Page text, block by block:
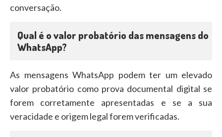
conversação.
Qual é o valor probatório das mensagens do
WhatsApp?
As mensagens WhatsApp podem ter um elevado
valor probatório como prova documental digital se
forem corretamente apresentadas e se a sua
veracidade e origem legal forem verificadas.